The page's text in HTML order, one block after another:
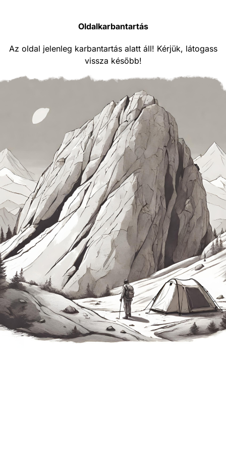
Oldalkarbantartás
Az oldal jelenleg karbantartás alatt áll! Kérjük, látogass
vissza később!